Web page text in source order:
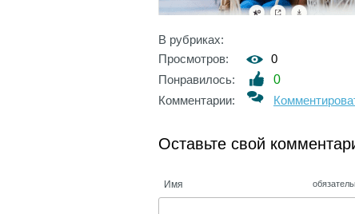
В рубриках:
Просмотров:
0
Понравилось:
0
Комментарии:
Оставьте свой
Имя